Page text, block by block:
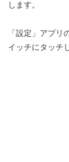
します。
「設定」アプ
イッチにタッチ